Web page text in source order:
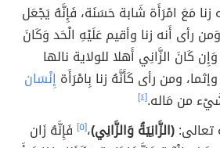
زنا مَعَ امْرَأَة شَابة حَسَنَة، فَإِنَّهُ يَجْعَل
رأى أَنه زنا وأقيم عَلَيْهِ الْحَد وَكَانَ
كَانَ الزَّانِي أَهلا للولاية نالها
ومن رأى كَأَنَّهُ زنا بِامْرَأَة إِنْسَان
من مَاله.[٤]
(الزَّانِيَةُ وَالزَّانِي)،[٥]
فَإِنَّهُ زَان